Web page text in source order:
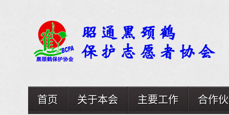
首页 关于本会 主要工作 合作